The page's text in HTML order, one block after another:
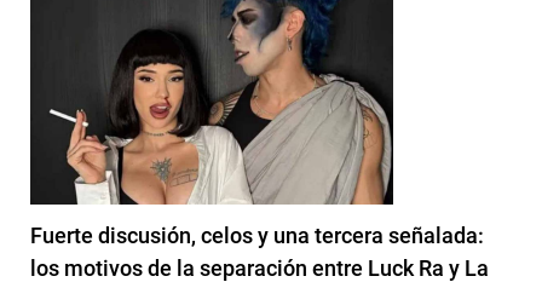
Fuerte discusión, celos y una tercera señalada:
los motivos de la separación entre Luck Ra y La